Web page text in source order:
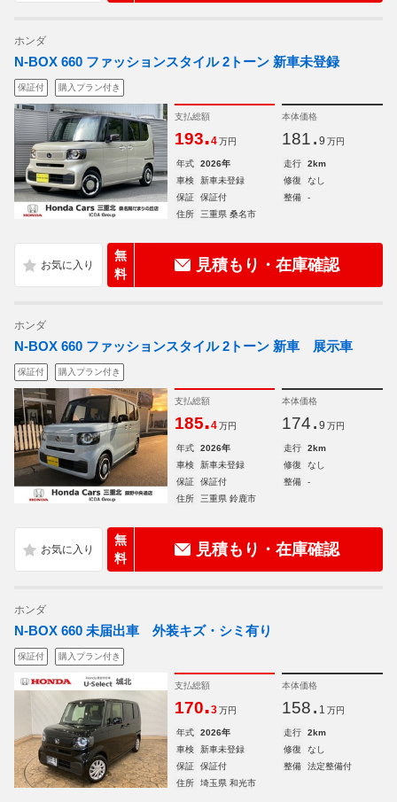
ホンダ
N-BOX 660 ファッションスタイル 2トーン 新車未登録
保証付 購入プラン付き
支払総額
193.4 万円
本体価格
181. 9 万円
年式 2026年 走行
2km
車検
新車未登録 修復
なし
保証
保証付 整備
-
住所
三重県 桑名市
無
料
見積もり・在庫確認
ホンダ
N-BOX 660 ファッションスタイル 2トーン 新車 展示車
保証付 購入プラン付き
支払総額
185.4 万円
本体価格
174. 9 万円
年式 2026年 走行
2km
車検
新車未登録 修復
なし
保証
保証付 整備
-
住所
三重県 鈴鹿市
無
料
見積もり・在庫確認
ホンダ
N-BOX 660 未届出車 外装キズ・シミ有り
保証付 購入プラン付き
支払総額
170.3 万円
本体価格
158. 1 万円
年式 2026年 走行
2km
車検
新車未登録 修復
なし
保証
保証付 整備
法定整備付
住所
埼玉県 和光市